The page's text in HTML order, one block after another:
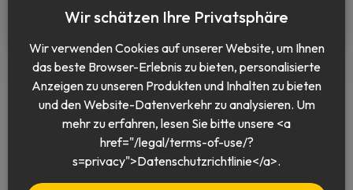
Deutsch
Wir schätzen Ihre Privatsphäre
Wir verwenden Cookies auf unserer Website, um Ihnen
das beste Browser-Erlebnis zu bieten, personalisierte
Anzeigen zu unseren Produkten und Inhalten zu bieten
und den Website-Datenverkehr zu analysieren. Um
mehr zu erfahren, lesen Sie bitte unsere <a
href="/legal/terms-of-use/?
s=privacy">Datenschutzrichtlinie</a>.